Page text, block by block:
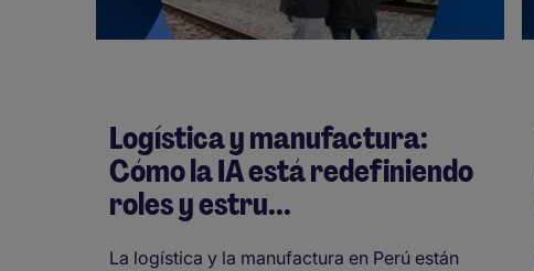
Logística y manufactura:
Cómo la IA está redefiniendo
roles y estru...
La logística y la manufactura en Perú están